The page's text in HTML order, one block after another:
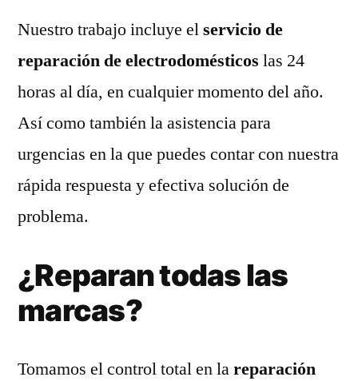
Nuestro trabajo incluye elservicio de
reparación de electrodomésticos las 24
horas al día, en cualquier momento del año.
Así como también la asistencia para
urgencias en la que puedes contar con nuestra
rápida respuesta y efectiva solución de
problema.
¿Reparan todas las
marcas?
Tomamos el control total en lareparación